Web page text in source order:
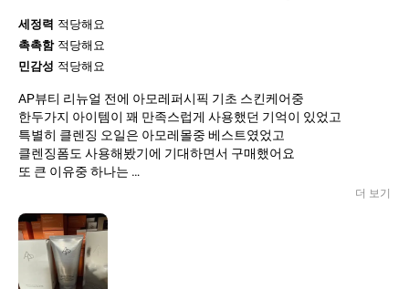
클렌징 오일 샘플때문에 구매한것도 있는데
여행시 아주 요긴하게 쓸 예정입니다
세정력 적당해요
촉촉함 적당해요
민감성 적당해요
AP뷰티 리뉴얼 전에 아모레퍼시픽 기초 스킨케어중
한두가지 아이템이 꽤 만족스럽게 사용했던 기억이 있었고
특별히 클렌징 오일은 아모레몰중 베스트였었고
클렌징폼도 사용해봤기에 기대하면서 구매했어요
또 큰 이유중 하나는
AP 스킨케어 본품 구매하기전에
증정용 샘플을 먼저 사용해보기 위함이었구요..
프라임 리저브 리트리니티 라인은
가격대가 너무 높아 시험삼아 구매하기엔
더 보기